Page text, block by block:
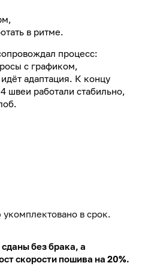
в ритме.
процесс:
с графиком,
адаптация. К концу
швеи работали стабильно,
в срок.
без брака, а
скорости пошива на 20%.